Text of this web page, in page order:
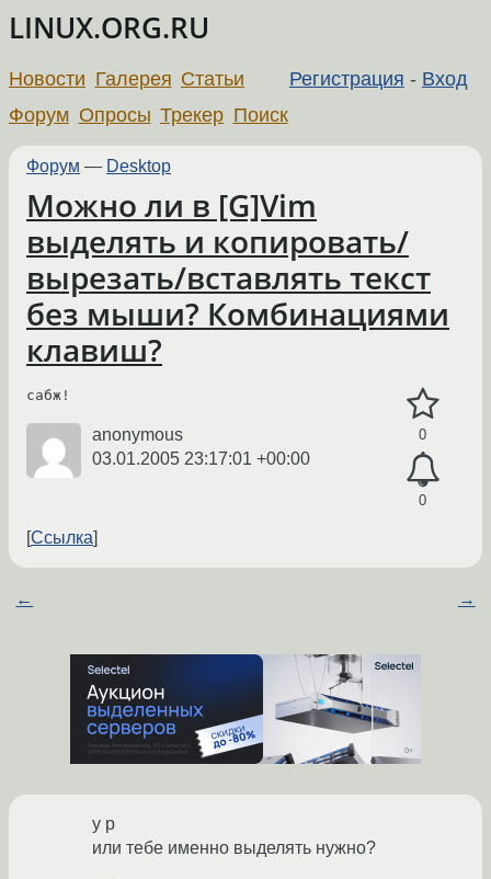
LINUX.ORG.RU
Регистрация - Вход
Новости Галерея Статьи
Форум Опросы Трекер Поиск
Форум — Desktop
Можно ли в [G]Vim
выделять и копировать/
вырезать/вставлять текст
без мыши? Комбинациями
клавиш?
0
0
сабж!
anonymous
03.01.2005 23:17:01 +00:00
Ссылка
← →
y p
или тебе именно выделять нужно?